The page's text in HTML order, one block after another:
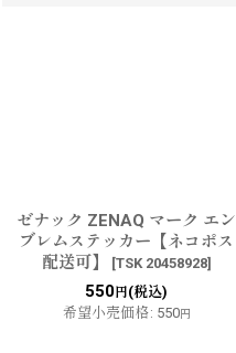
ゼナック ZENAQ マーク エン
ブレムステッカー【ネコポス
配送可】
[TSK 20458928]
550 円(税込)
希望小売価格: 550円